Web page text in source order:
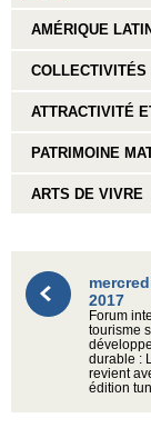
AMÉRIQUE
ATTRACTIVITÉ
PATRIMOINE
ARTS DE VIVRE
2017
Forum
tourisme
durable :
revient
édition